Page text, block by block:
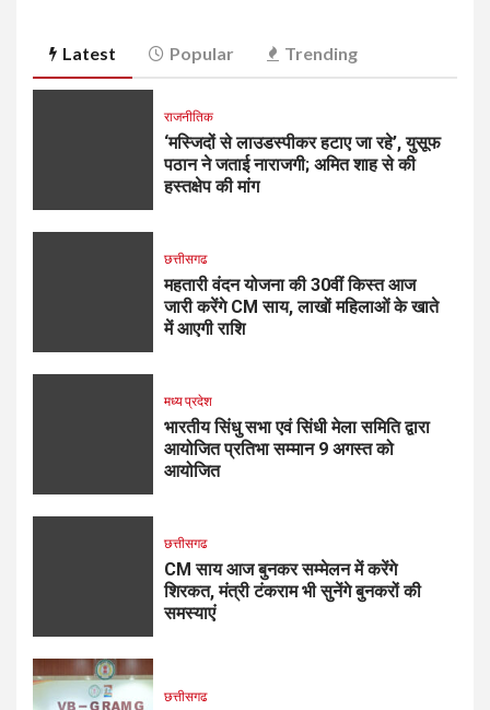
Latest Popular Trending
राजनीतिक
‘मस्जिदों से लाउडस्पीकर हटाए जा रहे’, युसूफ
पठान ने जताई नाराजगी; अमित शाह से की
हस्तक्षेप की मांग
छत्तीसगढ
महतारी वंदन योजना की 30वीं किस्त आज
जारी करेंगे CM साय, लाखों महिलाओं के खाते
में आएगी राशि
मध्य प्रदेश
भारतीय सिंधु सभा एवं सिंधी मेला समिति द्वारा
आयोजित प्रतिभा सम्मान 9 अगस्त को
आयोजित
छत्तीसगढ
CM साय आज बुनकर सम्मेलन में करेंगे
शिरकत, मंत्री टंकराम भी सुनेंगे बुनकरों की
समस्याएं
छत्तीसगढ